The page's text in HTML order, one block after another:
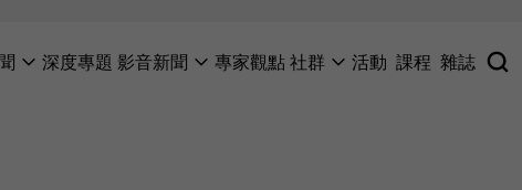
深度專題 影音新聞 專家觀點社群 活動 課程 雜誌